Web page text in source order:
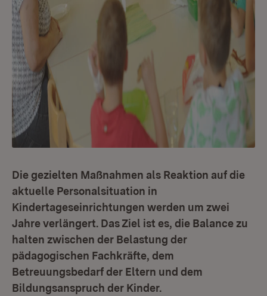
Die gezielten Maßnahmen als Reaktion auf die
aktuelle Personalsituation in
Kindertageseinrichtungen werden um zwei
Jahre verlängert. Das Ziel ist es, die Balance zu
halten zwischen der Belastung der
pädagogischen Fachkräfte, dem
Betreuungsbedarf der Eltern und dem
Bildungsanspruch der Kinder.